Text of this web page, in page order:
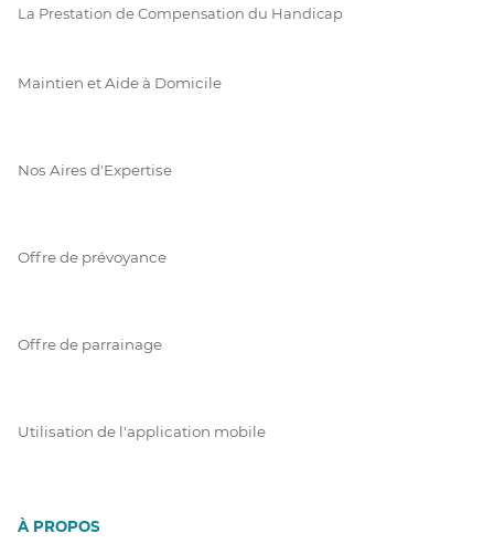
La Prestation de Compensation du Handicap
Maintien et Aide à Domicile
Nos Aires d'Expertise
Offre de prévoyance
Offre de parrainage
Utilisation de l'application mobile
À PROPOS